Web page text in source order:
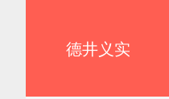
德井义实